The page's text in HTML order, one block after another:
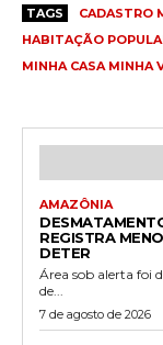
TAGS
CADASTRO
HABITAÇÃO
MINHA CASA MINHA
AMAZÔNIA
REGISTRA
DETER
Área sob alerta foi
de...
7 de agosto de 2026